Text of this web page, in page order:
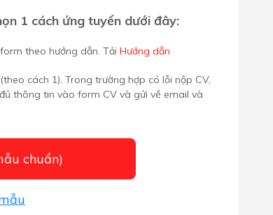
1 cách ứng tuyển dưới đây:
theo hướng dẫn. Tải Hướng dẫn
cách 1). Trong trường hợp có lỗi nộp CV,
thông tin vào form CV và gửi về email và
chuẩn)